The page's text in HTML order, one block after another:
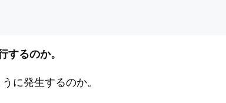
するのか。
に発生するのか。